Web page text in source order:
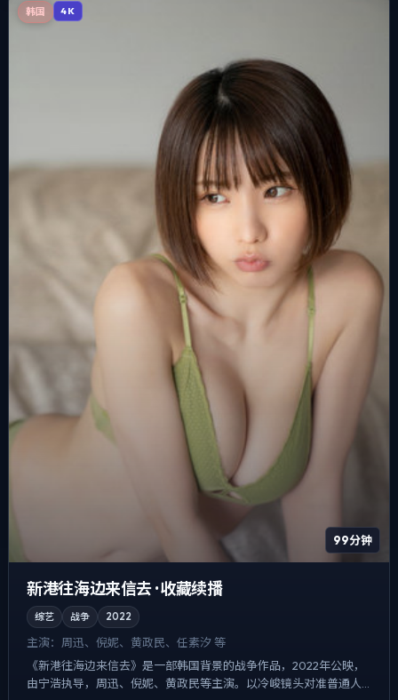
韩国 4K
99分钟
新港往海边来信去 · 收藏续播
综艺 战争 2022
主演： 周迅、倪妮、黄政民、任素汐 等
《新港往海边来信去》是一部韩国背景的战争作品，2022年公映，
由宁浩执导，周迅、倪妮、黄政民等主演。以冷峻镜头对准普通人